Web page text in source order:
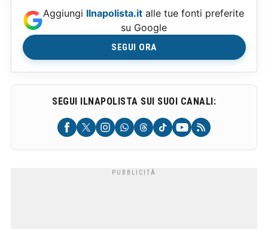
Aggiungi Ilnapolista.it alle tue fonti preferite
su Google
SEGUI ORA
SEGUI ILNAPOLISTA SUI SUOI CANALI: